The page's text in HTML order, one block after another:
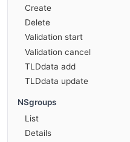
Create
Delete
Validation start
Validation cancel
TLDdata add
TLDdata update
NSgroups
List
Details